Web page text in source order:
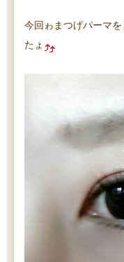
今回ゎまつげパーマ
たょ